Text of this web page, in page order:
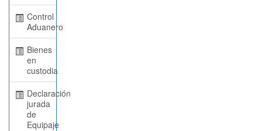
Control
Aduanero
Bienes
en
custodia
Declaración
jurada
de
Equipaje